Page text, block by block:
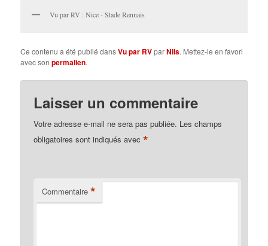
Vu par RV : Nice - Stade Rennais
Ce contenu a été publié dansVu par RVparNils. Mettez-le en favori
avec sonpermalien.
Laisser un commentaire
Votre adresse e-mail ne sera pas publiée. Les champs
obligatoires sont indiqués avec*
Commentaire *